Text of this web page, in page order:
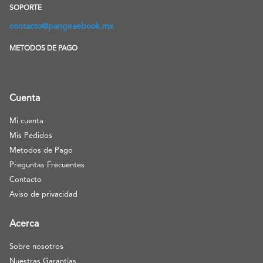
SOPORTE
contacto@pangeaebook.mx
METODOS DE PAGO
Cuenta
Mi cuenta
Mis Pedidos
Metodos de Pago
Preguntas Frecuentes
Contacto
Aviso de privacidad
Acerca
Sobre nosotros